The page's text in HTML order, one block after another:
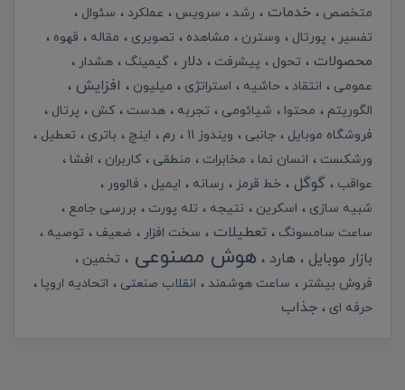
متخصص خدمات رشد سرویس عملکرد
سئوال
تفسیر
پورتال وسترن مشاهده تصویری مقاله قهوه
محصولات تحول پیشرفت دلار گیمینگ
هشدار
عمومی
انتقاد حاشیه استراتژی میلیون افزایش
الگوریتم محتوا شیائومی تجربه هدست کش
پرتال
فروشگاه موبایل
جانبی ویندوز 11 رم اینچ باتری
تعطیل
ورشکست
انسان نما مخابرات منطقی کاربران
افشا
عواقب
گوگل خط قرمز رسانه ایمیل
فالوور
شبیه سازی
اسکرین نتیجه تله پورت
بررسی جامع
ساعت سامسونگ
تعطیلات سخت افزار ضعیف توصیه
بازار موبایل هارد هوش مصنوعی
تخمین
فروش بیشتر
ساعت هوشمند انقلاب صنعتی
اتحادیه اروپا
حرفه ای
جذاب